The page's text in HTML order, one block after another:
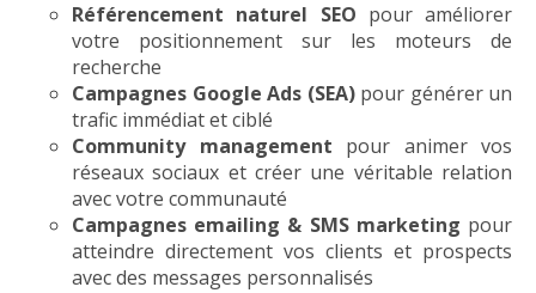
Référencement naturel SEO pour améliorer
votre positionnement sur les moteurs de
recherche
Campagnes Google Ads (SEA)pour générer un
trafic immédiat et ciblé
Community management pour animer vos
réseaux sociaux et créer une véritable relation
avec votre communauté
Campagnes emailing & SMS marketing pour
atteindre directement vos clients et prospects
avec des messages personnalisés